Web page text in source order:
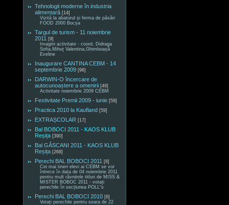
Tehnologii moderne în industria
alimentară [14]
Vizită la abatorul și ferma de păsări
FOOD 2000 Bocșa
Targul de turism - 11 noiembrie
2011 [9]
Imagini activitate - coord. Didraga
Sofia,Mihuț Valentina,Ghimboașă
Eveline
Inaugurare CANTINA CEBM - 14
septembrie 2009 [96]
DARWIN-O încercare de
autocunoaștere a omenirii [49]
Activitate noiembrie 2009 CEBM
Festivitate Premii 2009 - iunie [59]
Practica 2010 la Kaufland [59]
EXTRAȘCOLAR [17]
Bal BOBOCI 2011 - KAOS KLUB
Reșița [390]
Bal GÂSCANI 2011 - KAOS KLUB
Reșița [268]
Perechi BAL BOBOCI 2011 [8]
Cei mai tineri elevi ai CEBM se vor
întrece în data de 04 noiembrie 2011
pentru mult râvnitele titluri de MISS &
MISTER BOBOC 2011 - votați
perechile în secțiunea POLL"s
Perechi BAL BOBOCI 2010 [6]
Votați perechile pentru seara de 22